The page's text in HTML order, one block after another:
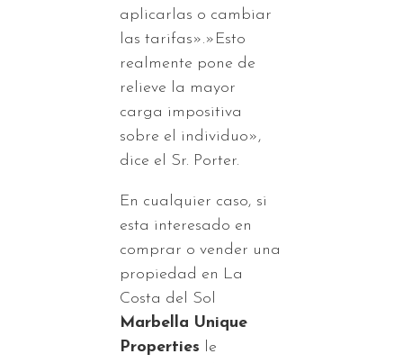
aplicarlas o cambiar
las tarifas».»Esto
realmente pone de
relieve la mayor
carga impositiva
sobre el individuo»,
dice el Sr. Porter.
En cualquier caso, si
esta interesado en
comprar o vender una
propiedad en La
Costa del Sol
Marbella Unique
Properties le